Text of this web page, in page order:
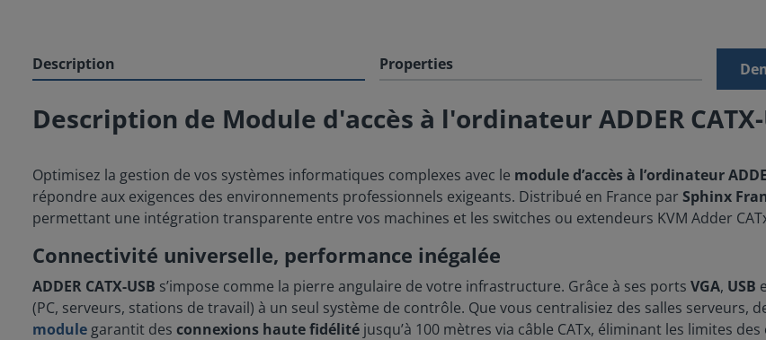
Description Properties
Description de Module d'accès à l'ordinateur ADDER CATX-
Optimisez la gestion de vos systèmes informatiques complexes avec le module d’accès à l’ordinateur
répondre aux exigences des environnements professionnels exigeants. Distribué en France par Sphinx
permettant une intégration transparente entre vos machines et les switches ou extendeurs KVM Adder
Connectivité universelle, performance inégalée
ADDER CATX-USB s’impose comme la pierre angulaire de votre infrastructure. Grâce à ses ports VGA, USB
(PC, serveurs, stations de travail) à un seul système de contrôle. Que vous centralisiez des salles serveurs,
module garantit des connexions haute fidélité jusqu’à 100 mètres via câble CATx, éliminant les limites